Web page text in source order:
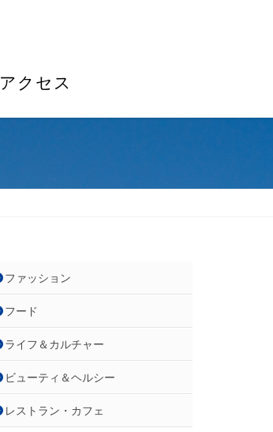
アクセス
ファッション
フード
ライフ＆カルチャー
ビューティ＆ヘルシー
レストラン・カフェ